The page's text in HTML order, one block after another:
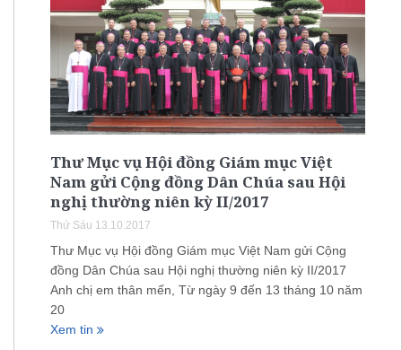
Thư Mục vụ Hội đồng Giám mục Việt
Nam gửi Cộng đồng Dân Chúa sau Hội
nghị thường niên kỳ II/2017
Thứ Sáu 13.10.2017
Thư Mục vụ Hội đồng Giám mục Việt Nam gửi Cộng
đồng Dân Chúa sau Hội nghị thường niên kỳ II/2017
Anh chị em thân mến, Từ ngày 9 đến 13 tháng 10 năm
20
Xem tin